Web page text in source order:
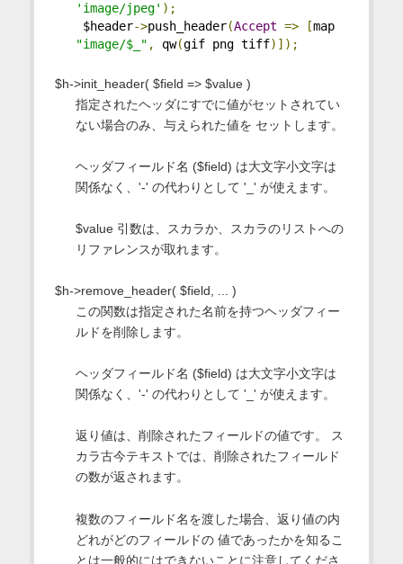
'image/jpeg' );
$header->push_header(Accept => [
map
"image/$_" , qw(gif png tiff)]);
$h->init_header( $field => $value )
指定されたヘッダにすでに値がセットされてい
ない場合のみ、与えられた値を セットします。
ヘッダフィールド名 ($field) は大文字小文字は
関係なく、'-' の代わりとして '_' が使えます。
$value 引数は、スカラか、スカラのリストへの
リファレンスが取れます。
$h->remove_header( $field, ... )
この関数は指定された名前を持つヘッダフィー
ルドを削除します。
ヘッダフィールド名 ($field) は大文字小文字は
関係なく、'-' の代わりとして '_' が使えます。
返り値は、削除されたフィールドの値です。 ス
カラ古今テキストでは、削除されたフィールド
の数が返されます。
複数のフィールド名を渡した場合、返り値の内
どれがどのフィールドの 値であったかを知るこ
とは一般的にはできないことに注意してくださ